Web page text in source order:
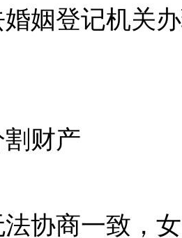
姻登记机关
财产
协商一致，